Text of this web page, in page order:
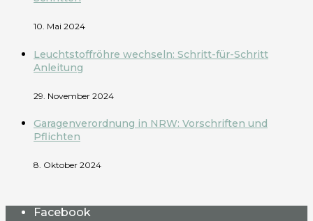
10. Mai 2024
Leuchtstoffröhre wechseln: Schritt-für-Schritt
Anleitung
29. November 2024
Garagenverordnung in NRW: Vorschriften und
Pflichten
8. Oktober 2024
Facebook